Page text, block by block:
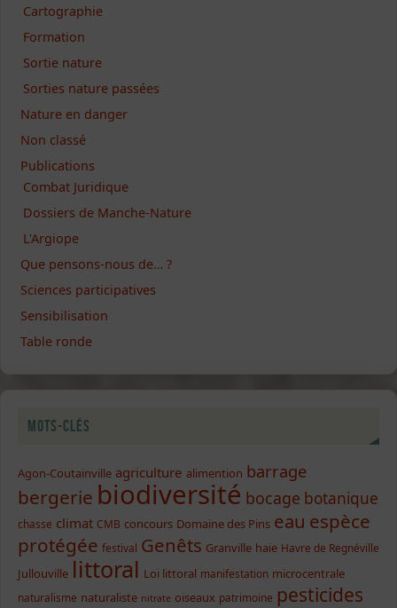
Cartographie
Formation
Sortie nature
Sorties nature passées
Nature en danger
Non classé
Publications
Combat Juridique
Dossiers de Manche-Nature
L'Argiope
Que pensons-nous de… ?
Sciences participatives
Sensibilisation
Table ronde
Mots-clés
Agon-Coutainville agriculture alimention barrage
bergerie biodiversité bocage botanique
chasse climat CMB concours Domaine des Pins eau espèce
protégée festival Genêts Granville haie Havre de Regnéville
Jullouville littoral Loi littoral manifestation microcentrale
naturalisme naturaliste nitrate oiseaux patrimoine pesticides